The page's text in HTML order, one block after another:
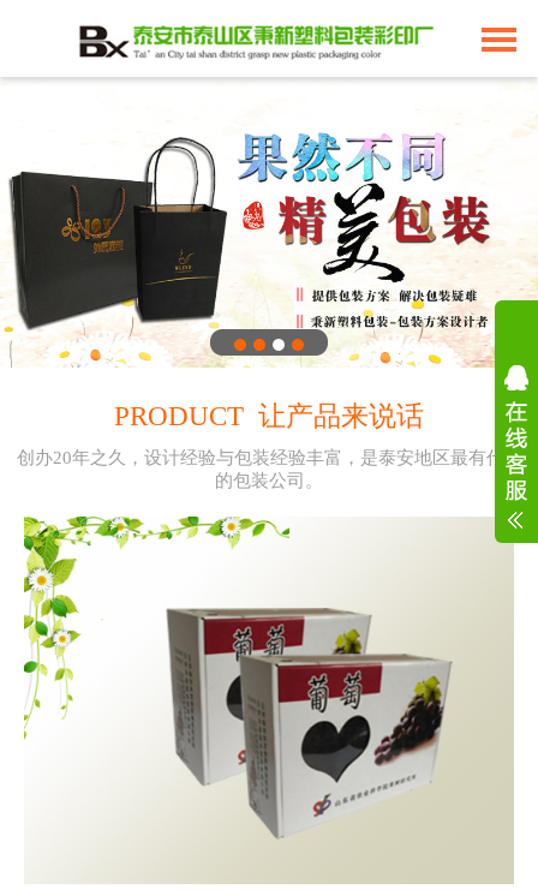
PRODUCT 让产品来说话
创办20年之久，设计经验与包装经验丰富，是泰安地区最有代表
的包装公司。